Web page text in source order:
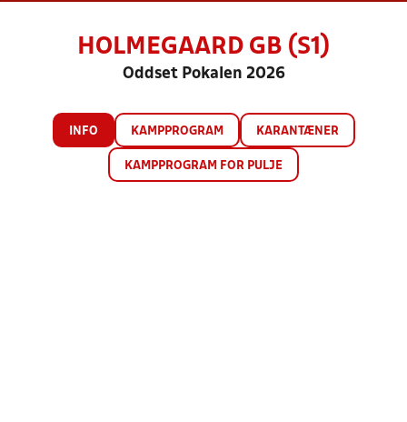
HOLMEGAARD GB (S1)
Oddset Pokalen 2026
INFO KAMPPROGRAM KARANTÆNER
KAMPPROGRAM FOR PULJE